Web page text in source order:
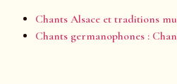
Chants Alsace et traditions
Chants germanophones :